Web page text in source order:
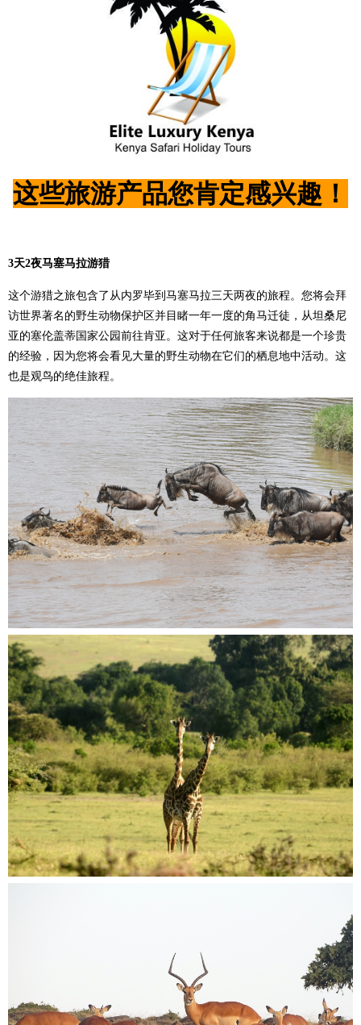
这些旅游产品您肯定感兴趣！
3天2夜马塞马拉游猎
这个游猎之旅包含了从内罗毕到马塞马拉三天两夜的旅程。您将会拜
访世界著名的野生动物保护区并目睹一年一度的角马迁徒，从坦桑尼
亚的塞伦盖蒂国家公园前往肯亚。这对于任何旅客来说都是一个珍贵
的经验，因为您将会看见大量的野生动物在它们的栖息地中活动。这
也是观鸟的绝佳旅程。